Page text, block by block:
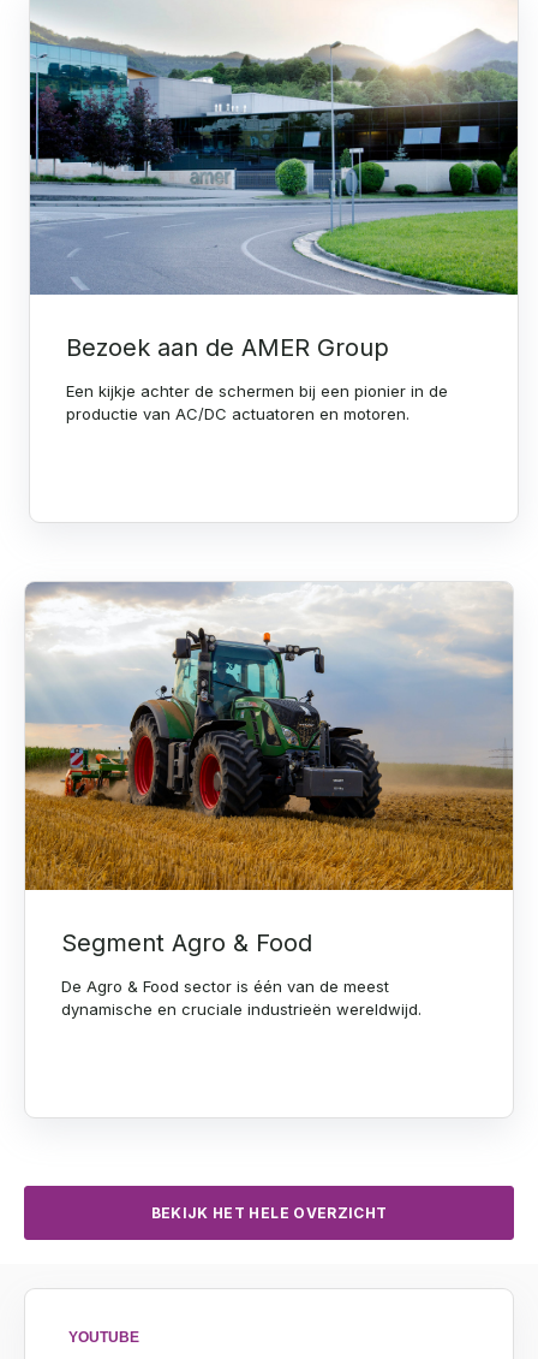
Bezoek aan de AMER Group
Een kijkje achter de schermen bij een pionier in de
productie van AC/DC actuatoren en motoren.
Segment Agro & Food
De Agro & Food sector is één van de meest
dynamische en cruciale industrieën wereldwijd.
BEKIJK HET HELE OVERZICHT
YOUTUBE